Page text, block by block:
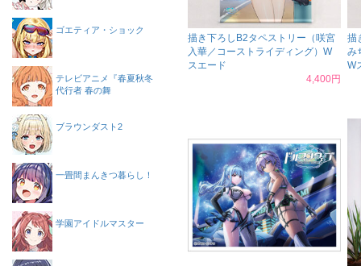
描き下ろしB2タペストリー（咲宮
入華／コーストライディング）W
スエード
4,400円
描
み
W
ゴエティア・ショック
テレビアニメ『春夏秋冬
代行者 春の舞
ブラウンダスト2
一畳間まんきつ暮らし！
学園アイドルマスター